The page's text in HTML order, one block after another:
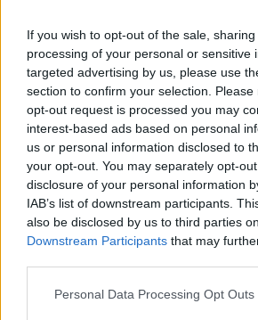
If you wish to opt-out of the sale,
processing of your personal or sensitive
targeted advertising by us, please use
section to confirm your selection.
opt-out request is processed you may
interest-based ads based on personal
us or personal information disclosed to
your opt-out. You may separately opt-
disclosure of your personal information
IAB’s list of downstream participants.
also be disclosed by us to third parties
Downstream Participants that may
Personal Data Processing Opt Outs
a keresztény értékek
és a minőségi kultúra
számára elérhetővé
Mert azt vallják – tette
nemzeti hagyományok